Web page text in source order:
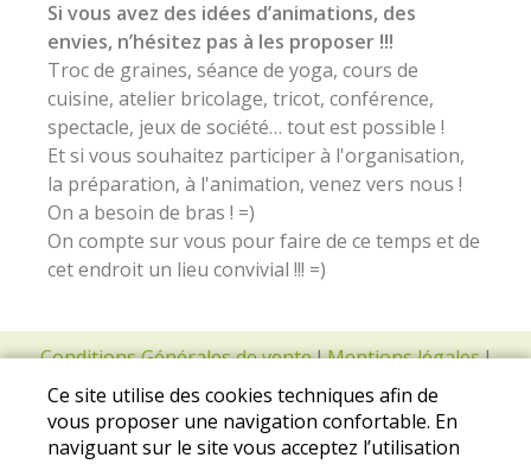
Si vous avez des idées d’animations, des
envies, n’hésitez pas à les proposer !!!
Troc de graines, séance de yoga, cours de
cuisine, atelier bricolage, tricot, conférence,
spectacle, jeux de société… tout est possible !
Et si vous souhaitez participer à l'organisation,
la préparation, à l'animation, venez vers nous !
On a besoin de bras ! =)
On compte sur vous pour faire de ce temps et de
cet endroit un lieu convivial !!! =)
Conditions Générales de venteIMentions légalesI
Protection des données personnelles
Ce site utilise des cookies techniques afin de
vous proposer une navigation confortable. En
naviguant sur le site vous acceptez l’utilisation